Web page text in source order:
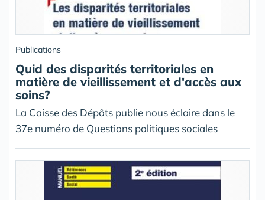
Publications
Quid des disparités territoriales en
matière de vieillissement et d'accès aux
soins?
La Caisse des Dépôts publie nous éclaire dans le
37e numéro de Questions politiques sociales